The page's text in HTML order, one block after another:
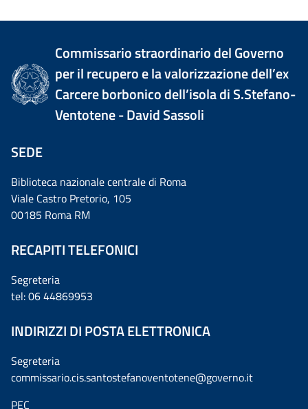
Tutti i contenuti della pagina
Commissario straordinario del Governo
per il recupero e la valorizzazione dell’ex
Carcere borbonico dell’isola di S.Stefano-
Ventotene - David Sassoli
SEDE
Biblioteca nazionale centrale di Roma
Viale Castro Pretorio, 105
00185 Roma RM
RECAPITI TELEFONICI
Segreteria
tel: 06 44869953
INDIRIZZI DI POSTA ELETTRONICA
Segreteria
commissario.cis.santostefanoventotene@governo.it
PEC